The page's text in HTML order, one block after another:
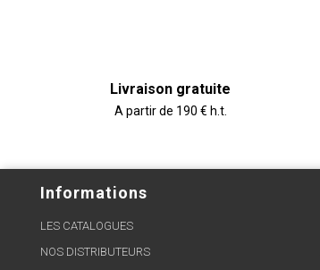
Livraison gratuite
A partir de 190 € h.t.
Informations
LES CATALOGUES
NOS DISTRIBUTEURS